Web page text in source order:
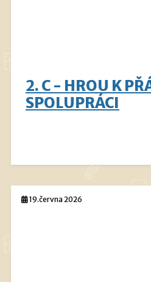
2. C - HROU K
SPOLUPRÁCI
19.června 2026